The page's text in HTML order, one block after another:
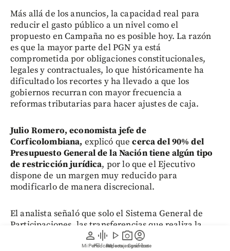
person
Mi Perfil
graphic_eq
Pódcast
play_arrow
Videos
photo_camera
Reportajes gráficos
account_circle
Suscríbete
Más allá de los anuncios, la capacidad real para
reducir el gasto público a un nivel como el
propuesto en Campaña no es posible hoy. La razón
es que la mayor parte del PGN ya está
comprometida por obligaciones constitucionales,
legales y contractuales, lo que históricamente ha
dificultado los recortes y ha llevado a que los
gobiernos recurran con mayor frecuencia a
reformas tributarias para hacer ajustes de caja.
Julio Romero, economista jefe de
Corficolombiana, explicó quecerca del 90% del
Presupuesto General de la Nación tiene algún tipo
de restricción jurídica, por lo que el Ejecutivo
dispone de un margen muy reducido para
modificarlo de manera discrecional.
El analista señaló que solo el Sistema General de
Participaciones, las transferencias que realiza la
Nación a los territorios, representan más de la mitad
del presupuesto. A ello se suman los recursos